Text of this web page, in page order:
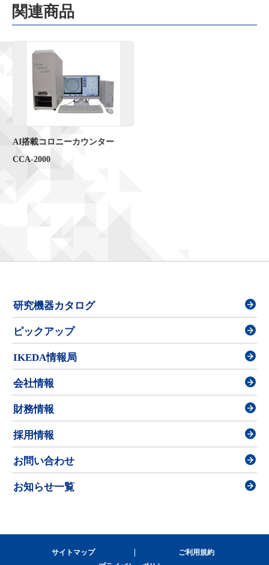
関連商品
AI搭載コロニーカウンター
CCA-2000
研究機器カタログ
ピックアップ
IKEDA情報局
会社情報
財務情報
採用情報
お問い合わせ
お知らせ一覧
サイトマップ
ご利用規約